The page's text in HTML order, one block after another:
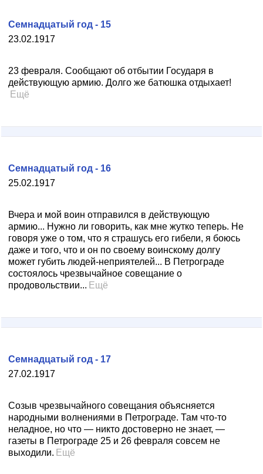
23.02.1917
Семнадцатый год - 15
23 февраля. Сообщают об отбытии Государя в
действующую армию. Долго же батюшка отдыхает!
Ещё
25.02.1917
Семнадцатый год - 16
Вчера и мой воин отправился в действующую
армию... Нужно ли говорить, как мне жутко теперь. Не
говоря уже о том, что я страшусь его гибели, я боюсь
даже и того, что и он по своему воинскому долгу
может губить людей-неприятелей... В Петрограде
состоялось чрезвычайное совещание о
продовольствии... Ещё
27.02.1917
Семнадцатый год - 17
Созыв чрезвычайного совещания объясняется
народными волнениями в Петрограде. Там что-то
неладное, но что — никто достоверно не знает, —
газеты в Петрограде 25 и 26 февраля совсем не
выходили. Ещё